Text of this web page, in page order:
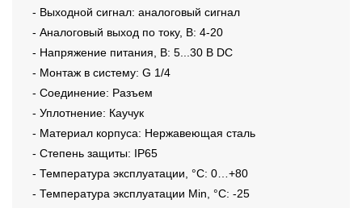
- Выходной сигнал: аналоговый сигнал
- Аналоговый выход по току, В: 4-20
- Напряжение питания, В: 5...30 В DC
- Монтаж в систему: G 1/4
- Соединение: Разъем
- Уплотнение: Каучук
- Материал корпуса: Нержавеющая сталь
- Степень защиты: IP65
- Температура эксплуатации, °C: 0…+80
- Температура эксплуатации Min, °C: -25